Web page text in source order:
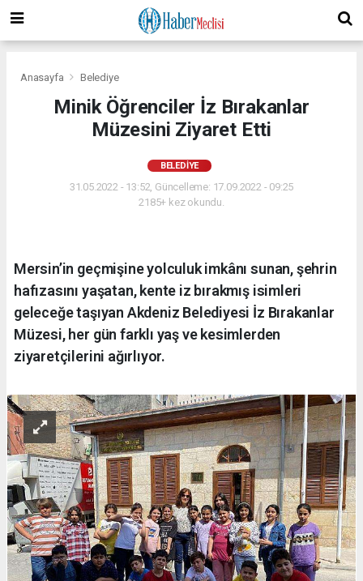
Anasayfa Belediye
Minik Öğrenciler İz Bırakanlar
Müzesini Ziyaret Etti
BELEDIYE
31.05.2022 - 13:52, Güncelleme: 17.09.2022 - 09:25
2185+ kez okundu.
Mersin’in geçmişine yolculuk imkânı sunan, şehrin
hafızasını yaşatan, kente iz bırakmış isimleri
geleceğe taşıyan Akdeniz Belediyesi İz Bırakanlar
Müzesi, her gün farklı yaş ve kesimlerden
ziyaretçilerini ağırlıyor.